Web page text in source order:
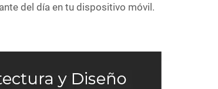
del día en tu dispositivo móvil.